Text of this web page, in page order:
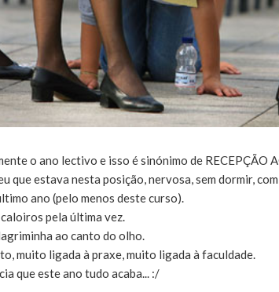
o ano lectivo e isso é sinónimo de RECEPÇÃO
que estava nesta posição, nervosa, sem dormir,
ano (pelo menos deste curso).
pela última vez.
ao canto do olho.
muito ligada à praxe, muito ligada à faculdade.
que este ano tudo acaba... :/